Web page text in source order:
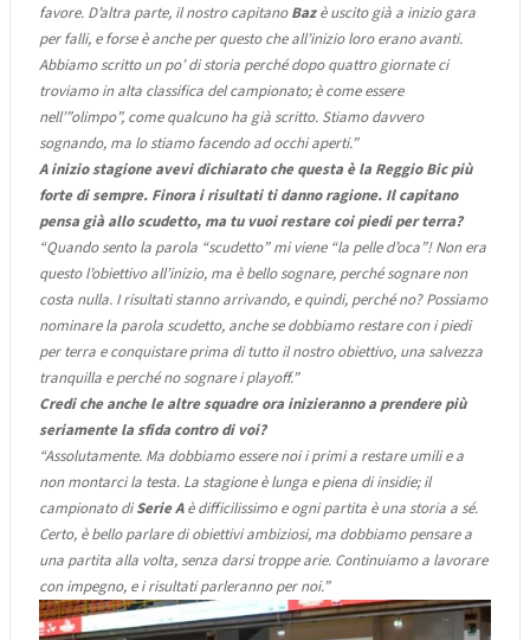
favore. D’altra parte, il nostro capitanoBazè uscito già a inizio gara
per falli, e forse è anche per questo che all’inizio loro erano avanti.
Abbiamo scritto un po’ di storia perché dopo quattro giornate ci
troviamo in alta classifica del campionato; è come essere
nell’”olimpo”, come qualcuno ha già scritto. Stiamo davvero
sognando, ma lo stiamo facendo ad occhi aperti.”
A inizio stagione avevi dichiarato che questa è la Reggio Bic più
forte di sempre. Finora i risultati ti danno ragione. Il capitano
pensa già allo scudetto, ma tu vuoi restare coi piedi per terra?
“Quando sento la parola “scudetto” mi viene “la pelle d’oca”! Non era
questo l’obiettivo all’inizio, ma è bello sognare, perché sognare non
costa nulla. I risultati stanno arrivando, e quindi, perché no? Possiamo
nominare la parola scudetto, anche se dobbiamo restare con i piedi
per terra e conquistare prima di tutto il nostro obiettivo, una salvezza
tranquilla e perché no sognare i playoff.”
Credi che anche le altre squadre ora inizieranno a prendere più
seriamente la sfida contro di voi?
“Assolutamente. Ma dobbiamo essere noi i primi a restare umili e a
non montarci la testa. La stagione è lunga e piena di insidie; il
campionato diSerie Aè difficilissimo e ogni partita è una storia a sé.
Certo, è bello parlare di obiettivi ambiziosi, ma dobbiamo pensare a
una partita alla volta, senza darsi troppe arie. Continuiamo a lavorare
con impegno, e i risultati parleranno per noi.”